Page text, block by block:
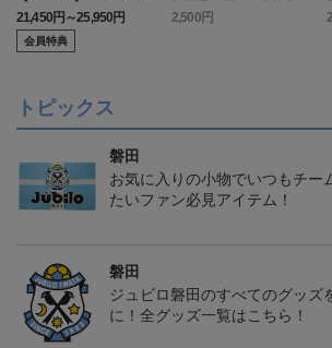
フォーム オーセンティッ
クモデル:FP1st
21,450円～25,950円
会員特典
ス タオルマフラー
2,500円
トピックス
磐田
お気に入りの小物でいつもチー
たいファン必見アイテム！
磐田
ジュビロ磐田のすべてのグッズ
に！全グッズ一覧はこちら！